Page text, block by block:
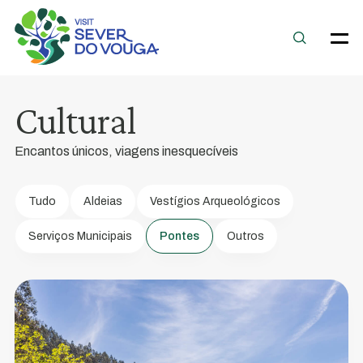
Cultural
Encantos únicos, viagens inesquecíveis
Tudo Aldeias Vestígios Arqueológicos
Serviços Municipais Pontes Outros
Ponte
do
de
S.
Tiago
de
de
a
Sever
do